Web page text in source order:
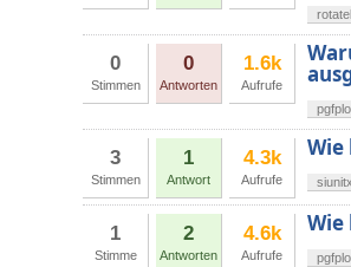
0
Stimmen
0
Antworten
1.6k
Aufrufe
3
Stimmen
1
Antwort
4.3k
Aufrufe siunitx
1
Stimme
2
Antworten
4.6k
Aufrufe